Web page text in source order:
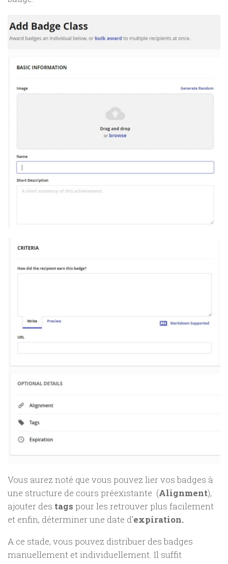
Vous aurez noté que vous pouvez lier vos badges à
une structure de cours préexistante (Alignment),
ajouter des tags pour les retrouver plus facilement
et enfin, déterminer une date d’expiration.
A ce stade, vous pouvez distribuer des badges
manuellement et individuellement. Il suffit